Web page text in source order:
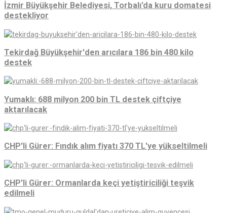
İzmir Büyükşehir Belediyesi, Torbalı’da kuru domatesi
destekliyor
Tekirdağ Büyükşehir'den arıcılara 186 bin 480 kilo
destek
Yumaklı: 688 milyon 200 bin TL destek çiftçiye
aktarılacak
CHP'li Gürer: Fındık alım fiyatı 370 TL'ye yükseltilmeli
CHP'li Gürer: Ormanlarda keçi yetiştiriciliği teşvik
edilmeli